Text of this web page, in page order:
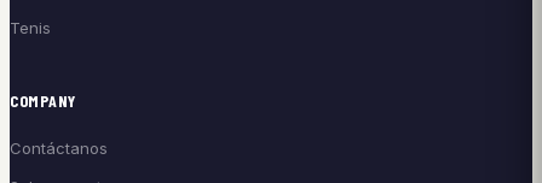
Tenis
COMPANY
Contáctanos